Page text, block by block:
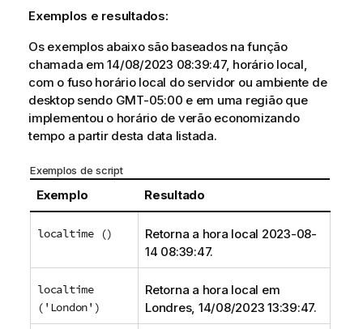
Exemplos e resultados:
Os exemplos abaixo são baseados na função
chamada em 14/08/2023 08:39:47, horário local,
com o fuso horário local do servidor ou ambiente de
desktop sendo GMT-05:00 e em uma região que
implementou o horário de verão economizando
tempo a partir desta data listada.
Exemplos de script
Exemplo Resultado
localtime ()
Retorna a hora local 2023-08-
14 08:39:47.
localtime
('London')
Retorna a hora local em
Londres, 14/08/2023 13:39:47.